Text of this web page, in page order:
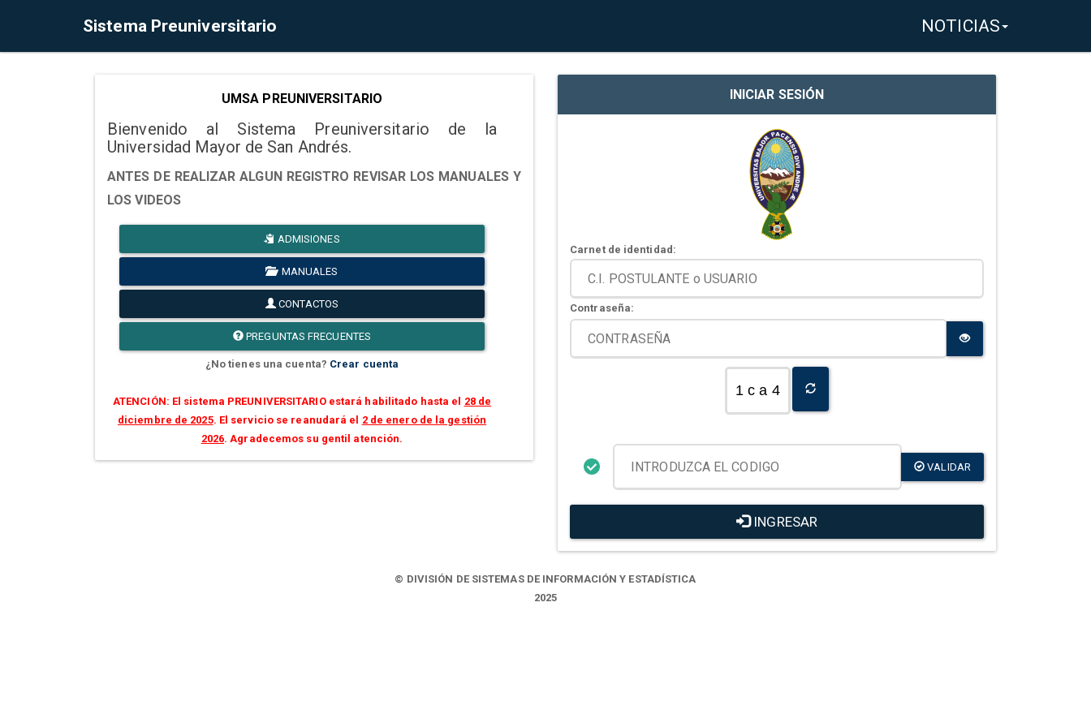
Sistema Preuniversitario NOTICIAS
UMSA PREUNIVERSITARIO
Bienvenido al Sistema Preuniversitario de la
Universidad Mayor de San Andrés.
ANTES DE REALIZAR ALGUN REGISTRO REVISAR LOS MANUALES Y
LOS VIDEOS
ADMISIONES
MANUALES
CONTACTOS
PREGUNTAS FRECUENTES
¿No tienes una cuenta? Crear cuenta
ATENCIÓN: El sistema PREUNIVERSITARIO estará habilitado hasta el 28 de
diciembre de 2025. El servicio se reanudará el 2 de enero de la gestión
2026. Agradecemos su gentil atención.
INICIAR SESIÓN
Carnet de identidad:
Contraseña:
1 c a 4
VALIDAR
INGRESAR
© DIVISIÓN DE SISTEMAS DE INFORMACIÓN Y ESTADÍSTICA
2025